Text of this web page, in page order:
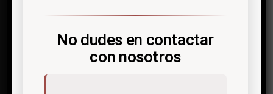
C/ Angel, 7 Bº
info@antonio-icardo.com
Telf. +34 965 450 470
No dudes en contactar
con nosotros